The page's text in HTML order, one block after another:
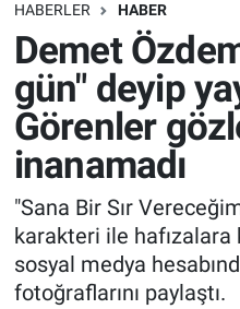
HABERLER HABER
Demet
gün" deyip
Görenler
inanamadı
"Sana Bir Sır
karakteri ile hafızalara
sosyal medya
fotoğraflarını paylaştı.
Bilim turu
Bilim ve Teknoloji
Doğa Konuşuyor
Dünya
Ege Saati
Ege'den Esintiler
Dünya
Teknoloji
Sağlık
Spor
Yayın Akışı
İletişim
Trafik Durumu
Süper Lig Puan
Tüm Manşetler
Son Dakika Haberleri
Haber Arşivi